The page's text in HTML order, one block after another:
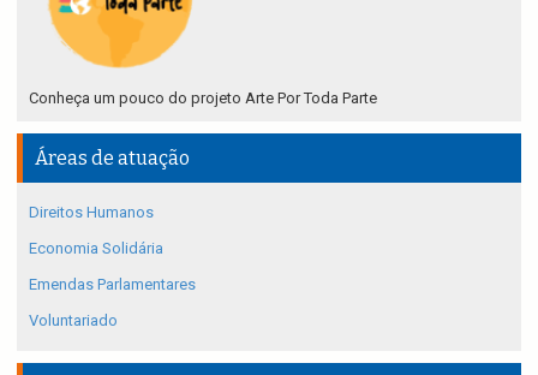
Conheça um pouco do projeto Arte Por Toda Parte
Áreas de atuação
Direitos Humanos
Economia Solidária
Emendas Parlamentares
Voluntariado